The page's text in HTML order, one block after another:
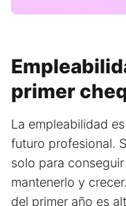
primer
La empleabilidad
futuro profesional.
solo para
mantenerlo y
del primer año es